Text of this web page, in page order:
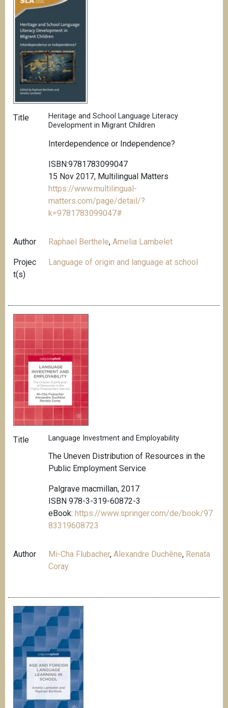
Title
Heritage and School Language Literacy
Development in Migrant Children
Interdependence or Independence?
ISBN:9781783099047
15 Nov 2017, Multilingual Matters
https://www.multilingual-
matters.com/page/detail/?
k=9781783099047#
Author Raphael Berthele,Amelia Lambelet
Projec
t(s)
Language of origin and language at school
Title Language Investment and Employability
The Uneven Distribution of Resources in the
Public Employment Service
Palgrave macmillan, 2017
ISBN 978-3-319-60872-3
eBook:https://www.springer.com/de/book/97
83319608723
Author Mi-Cha Flubacher,Alexandre Duchêne, Renata
Coray